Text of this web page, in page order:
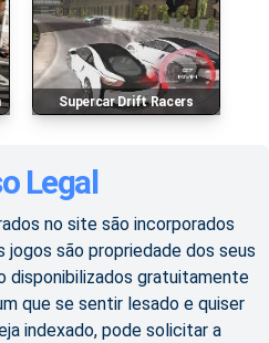
Supercar Drift Racers
Legal
no site são incorporados
são propriedade dos seus
disponibilizados gratuitamente
que se sentir lesado e quiser
indexado, pode solicitar a